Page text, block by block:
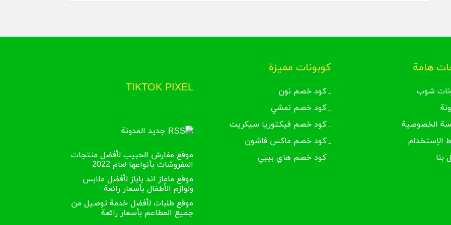
هامة
شوب
الخصوصية
الإستخدام
بنا
كوبونات مميزة
كود خصم نون
كود خصم نمشي
كود خصم فيكتوريا سيكريت
كود خصم ماكس فاشون
كود خصم هاي بيبي
TIKTOK PIXEL
جديد المدونة
موقع مفارش الحبيب لأفضل منتجات
المفروشات بأنواعها لعام 2022
موقع ماماز اند باباز لأفضل ملابس
ولوازم الأطفال بأسعار رائعة
موقع طلبات لأفضل خدمة توصيل من
جميع المطاعم بأسعار رائعة